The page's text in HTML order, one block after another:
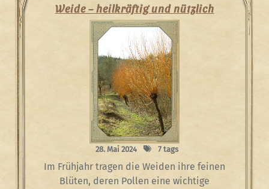
Weide – heilkräftig und nützlich
28. Mai 2024 7 tags
Im Frühjahr tragen die Weiden ihre feinen
Blüten, deren Pollen eine wichtige